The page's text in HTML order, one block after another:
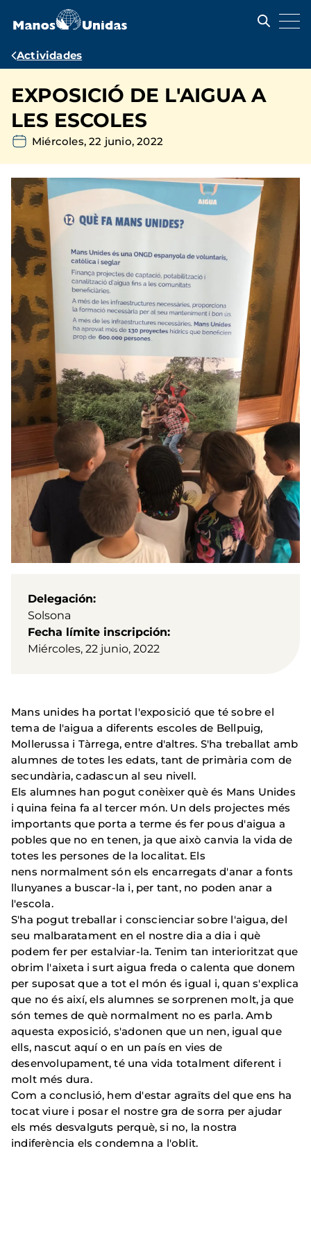
contenido
Ruta
navegación
Actividades
EXPOSICIÓ DE L'AIGUA A
LES ESCOLES
Miércoles, 22 junio, 2022
Delegación
Solsona
Fecha límite inscripción
Miércoles, 22 junio, 2022
Mans unides ha portat l'exposició que té sobre el
tema de l'aigua a diferents escoles de Bellpuig,
Mollerussa i Tàrrega, entre d'altres. S'ha treballat amb
alumnes de totes les edats, tant de primària com de
secundària, cadascun al seu nivell.
Els alumnes han pogut conèixer què és Mans Unides
i quina feina fa al tercer món. Un dels projectes més
importants que porta a terme és fer pous d'aigua a
pobles que no en tenen, ja que això canvia la vida de
totes les persones de la localitat. Els
nens normalment són els encarregats d'anar a fonts
llunyanes a buscar-la i, per tant, no poden anar a
l'escola.
S'ha pogut treballar i conscienciar sobre l'aigua, del
seu malbaratament en el nostre dia a dia i què
podem fer per estalviar-la. Tenim tan interioritzat que
obrim l'aixeta i surt aigua freda o calenta que donem
per suposat que a tot el món és igual i, quan s'explica
que no és així, els alumnes se sorprenen molt, ja que
són temes de què normalment no es parla. Amb
aquesta exposició, s'adonen que un nen, igual que
ells, nascut aquí o en un país en vies de
desenvolupament, té una vida totalment diferent i
molt més dura.
Com a conclusió, hem d'estar agraïts del que ens ha
tocat viure i posar el nostre gra de sorra per ajudar
els més desvalguts perquè, si no, la nostra
indiferència els condemna a l'oblit.